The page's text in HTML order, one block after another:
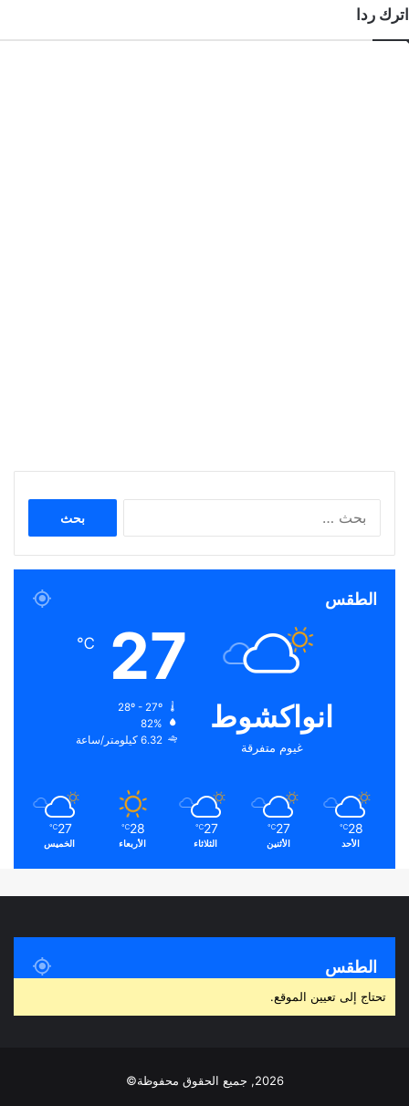
اترك ردا
الطقس
انواكشوط
غيوم متفرقة
27
℃
82%
6.32 كيلومتر/ساعة
28
℃
الأحد
27
℃
الأثنين
27
℃
الثلاثاء
28
℃
الأربعاء
27
℃
الخميس
الطقس
تحتاج إلى تعيين الموقع.
2026, جميع الحقوق محفوظة©